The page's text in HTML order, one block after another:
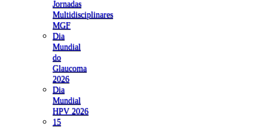
Jornadas
Multidisciplinares
MGF
Dia
Mundial
do
Glaucoma
2026
Dia
Mundial
HPV 2026
15